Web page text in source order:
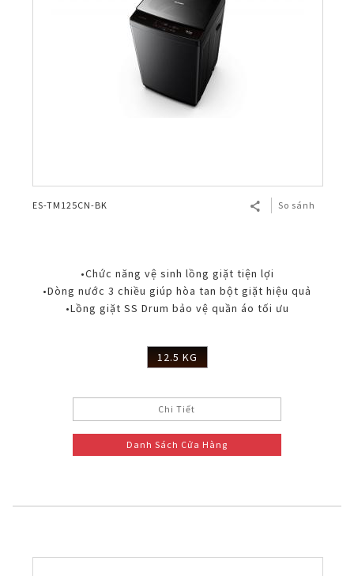
ES-TM125CN-BK So sánh
•Chức năng vệ sinh lồng giặt tiện lợi
•Dòng nước 3 chiều giúp hòa tan bột giặt hiệu quả
•Lồng giặt SS Drum bảo vệ quần áo tối ưu
12.5 KG
Chi Tiết
Danh Sách Cửa Hàng